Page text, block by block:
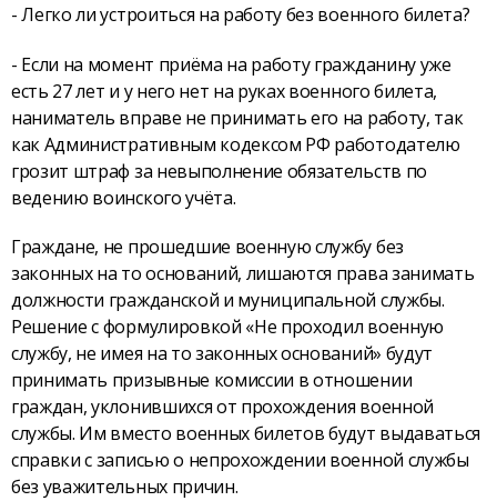
- Легко ли устроиться на работу без военного билета?
- Если на момент приёма на работу гражданину уже
есть 27 лет и у него нет на руках военного билета,
наниматель вправе не принимать его на работу, так
как Административным кодексом РФ работодателю
грозит штраф за невыполнение обязательств по
ведению воинского учёта.
Граждане, не прошедшие военную службу без
законных на то оснований, лишаются права занимать
должности гражданской и муниципальной службы.
Решение с формулировкой «Не проходил военную
службу, не имея на то законных оснований» будут
принимать призывные комиссии в отношении
граждан, уклонившихся от прохождения военной
службы. Им вместо военных билетов будут выдаваться
справки с записью о непрохождении военной службы
без уважительных причин.